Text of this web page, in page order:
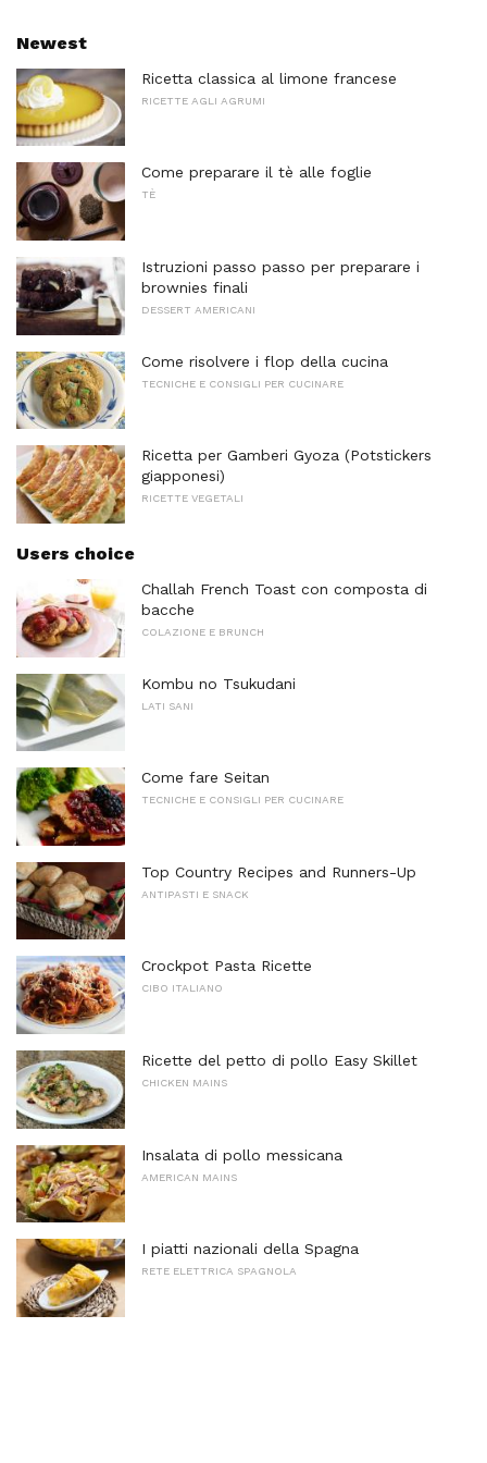
Newest
Ricetta classica al limone francese
RICETTE AGLI AGRUMI
Come preparare il tè alle foglie
TÈ
Istruzioni passo passo per preparare i
brownies finali
DESSERT AMERICANI
Come risolvere i flop della cucina
TECNICHE E CONSIGLI PER CUCINARE
Ricetta per Gamberi Gyoza (Potstickers
giapponesi)
RICETTE VEGETALI
Users choice
Challah French Toast con composta di
bacche
COLAZIONE E BRUNCH
Kombu no Tsukudani
LATI SANI
Come fare Seitan
TECNICHE E CONSIGLI PER CUCINARE
Top Country Recipes and Runners-Up
ANTIPASTI E SNACK
Crockpot Pasta Ricette
CIBO ITALIANO
Ricette del petto di pollo Easy Skillet
CHICKEN MAINS
Insalata di pollo messicana
AMERICAN MAINS
I piatti nazionali della Spagna
RETE ELETTRICA SPAGNOLA